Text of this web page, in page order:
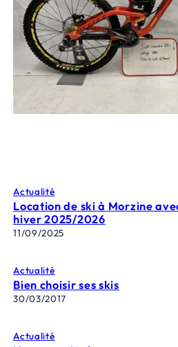
Actualité
Location de ski à Morzine
hiver 2025/2026
11/09/2025
Actualité
Bien choisir ses skis
30/03/2017
Actualité